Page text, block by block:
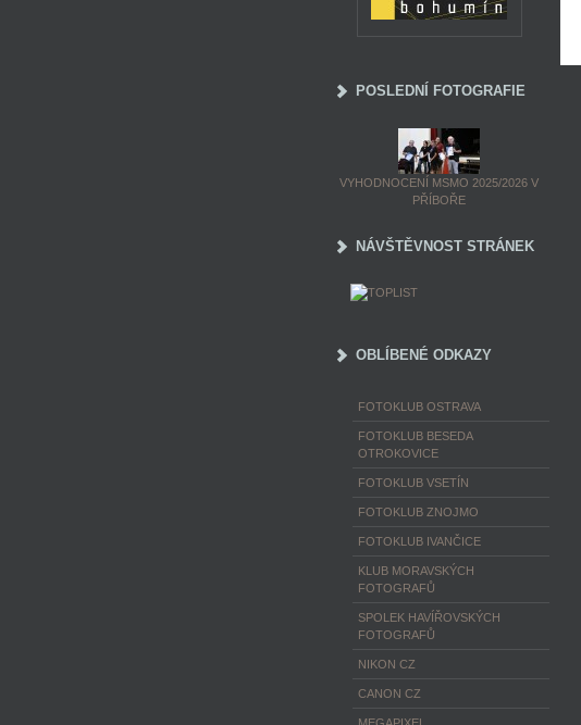
POSLEDNÍ FOTOGRAFIE
VYHODNOCENÍ MSMO 2025/2026 V
PŘÍBOŘE
NÁVŠTĚVNOST STRÁNEK
OBLÍBENÉ ODKAZY
FOTOKLUB OSTRAVA
FOTOKLUB BESEDA
OTROKOVICE
FOTOKLUB VSETÍN
FOTOKLUB ZNOJMO
FOTOKLUB IVANČICE
KLUB MORAVSKÝCH
FOTOGRAFŮ
SPOLEK HAVÍŘOVSKÝCH
FOTOGRAFŮ
NIKON CZ
CANON CZ